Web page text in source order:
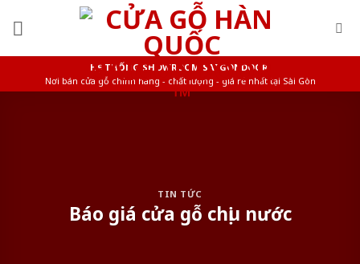
HỆ THỐNG SHOWROOM SAIGONDOOR
Nơi bán cửa gỗ chính hãng - chất lượng - giá rẻ nhất tại Sài Gòn
TIN TỨC
Báo giá cửa gỗ chịu nước